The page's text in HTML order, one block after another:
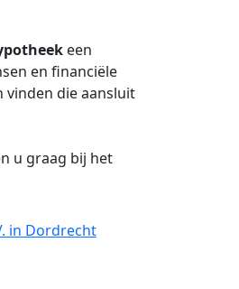
een
en financiële
vinden die aansluit
u graag bij het
in Dordrecht